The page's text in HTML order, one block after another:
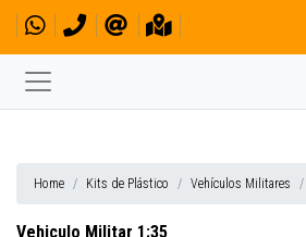
Home Kits de Plástico Vehículos Militares
Vehiculo Militar 1:35